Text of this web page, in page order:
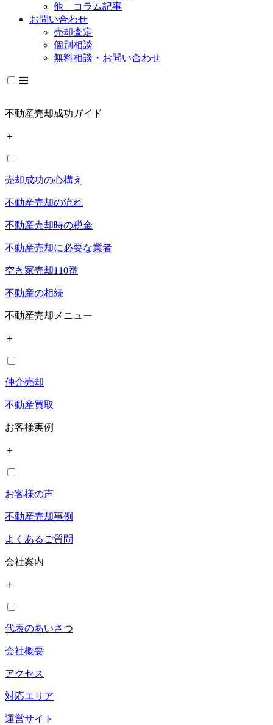
他 コラム記事
お問い合わせ
売却査定
個別相談
無料相談・お問い合わせ
不動産売却成功ガイド
＋
売却成功の心構え
不動産売却の流れ
不動産売却時の税金
不動産売却に必要な業者
空き家売却110番
不動産の相続
不動産売却メニュー
＋
仲介売却
不動産買取
お客様実例
＋
お客様の声
不動産売却事例
よくあるご質問
会社案内
＋
代表のあいさつ
会社概要
アクセス
対応エリア
運営サイト